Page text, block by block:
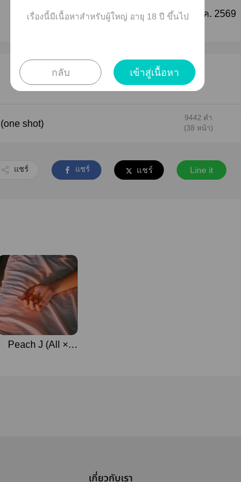
ติดตาม แก้ไขล่าสุด :09 ม.ค. 2569
shot)
9442 คำ
(38 หน้า)
แชร์ แชร์ แชร์ Line it
Peach J (All ×
เกี่ยวกับเรา
เรื่องนี้มีเนื้อหาสำหรับผู้ใหญ่ อายุ 18 ปี ขึ้นไป
กลับ เข้าสู่เนื้อหา